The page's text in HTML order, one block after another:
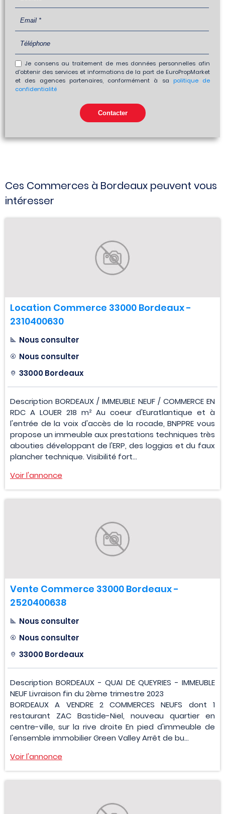
Je consens au traitement de mes données personnelles afin
d'obtenir des services et informations de la part de EuroPropMarket
et des agences partenaires, conformément à sa politique de
confidentialité
Ces Commerces à Bordeaux peuvent vous
intéresser
Location Commerce 33000 Bordeaux -
2310400630
Nous consulter
Nous consulter
33000 Bordeaux
Description BORDEAUX / IMMEUBLE NEUF / COMMERCE EN
RDC A LOUER 218 m² Au coeur d'Euratlantique et à
l'entrée de la voix d'accès de la rocade, BNPPRE vous
propose un immeuble aux prestations techniques très
abouties développant de l'ERP, des loggias et du faux
plancher technique. Visibilité fort...
Voir l'annonce
Vente Commerce 33000 Bordeaux -
2520400638
Nous consulter
Nous consulter
33000 Bordeaux
Description BORDEAUX - QUAI DE QUEYRIES - IMMEUBLE
NEUF Livraison fin du 2ème trimestre 2023
BORDEAUX A VENDRE 2 COMMERCES NEUFS dont 1
restaurant ZAC Bastide-Niel, nouveau quartier en
centre-ville, sur la rive droite En pied d'immeuble de
l'ensemble immobilier Green Valley Arrêt de bu...
Voir l'annonce